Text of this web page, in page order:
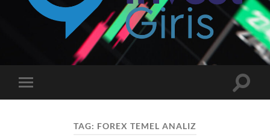
mobile
Toggle
TAG: FOREX TEMEL ANALIZ